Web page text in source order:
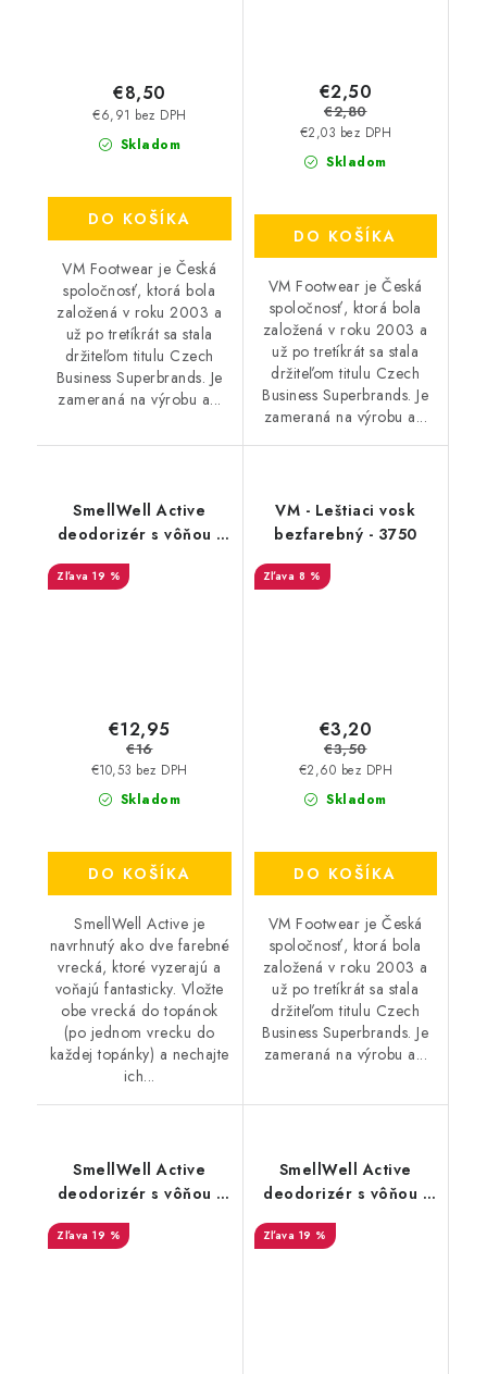
Skladom
€6,91 bez DPH
€8,50
DO KOŠÍKA
VM Footwear je Česká
spoločnosť, ktorá bola
založená v roku 2003 a
už po tretíkrát sa stala
držiteľom titulu Czech
Business Superbrands. Je
zameraná na výrobu a...
Skladom
€2,03 bez DPH
€2,50
€2,80
DO KOŠÍKA
VM Footwear je Česká
spoločnosť, ktorá bola
založená v roku 2003 a
už po tretíkrát sa stala
držiteľom titulu Czech
Business Superbrands. Je
zameraná na výrobu a...
SmellWell Active
deodorizér s vôňou -
Black Zebra
19 %
Skladom
€10,53 bez DPH
€12,95
€16
DO KOŠÍKA
SmellWell Active je
navrhnutý ako dve farebné
vrecká, ktoré vyzerajú a
voňajú fantasticky. Vložte
obe vrecká do topánok
(po jednom vrecku do
každej topánky) a nechajte
ich...
VM - Leštiaci vosk
bezfarebný - 3750
8 %
Skladom
€2,60 bez DPH
€3,20
€3,50
DO KOŠÍKA
VM Footwear je Česká
spoločnosť, ktorá bola
založená v roku 2003 a
už po tretíkrát sa stala
držiteľom titulu Czech
Business Superbrands. Je
zameraná na výrobu a...
SmellWell Active
deodorizér s vôňou -
Leopard Blue
19 %
SmellWell Active
deodorizér s vôňou -
White Stripes
19 %